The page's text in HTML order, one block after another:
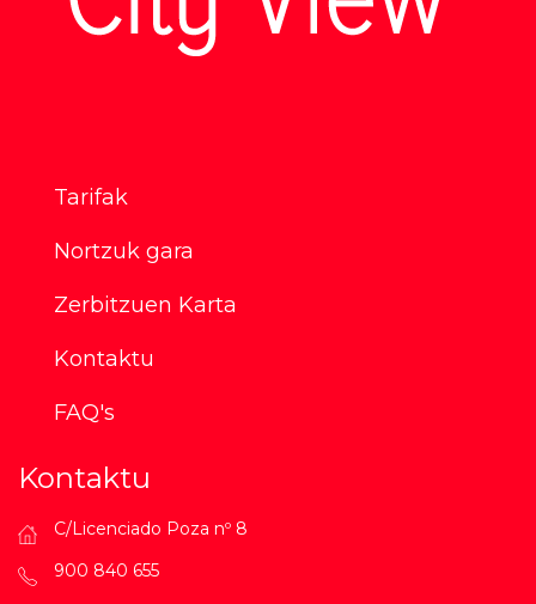
Tarifak
Nortzuk gara
Zerbitzuen Karta
Kontaktu
FAQ's
Kontaktu
C/Licenciado Poza nº 8
900 840 655